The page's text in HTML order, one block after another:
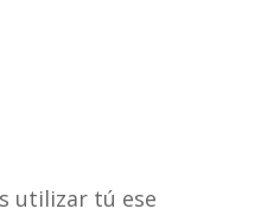
utilizar tú ese